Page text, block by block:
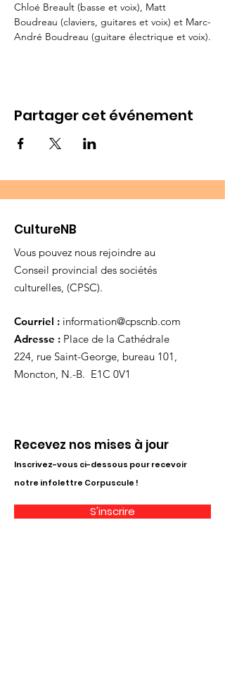
Chloé Breault (basse et voix), Matt
Boudreau (claviers, guitares et voix) et Marc-
André Boudreau (guitare électrique et voix).
Partager cet événement
CultureNB
Vous pouvez nous rejoindre au
Conseil provincial des sociétés
culturelles, (CPSC).
Courriel : information@cpscnb.com
Adresse : Place de la Cathédrale
224, rue Saint-George, bureau 101,
Moncton, N.-B. E1C 0V1
Recevez nos mises à jour
Inscrivez-vous ci-dessous pour recevoir
notre infolettre Corpuscule !
S'inscrire